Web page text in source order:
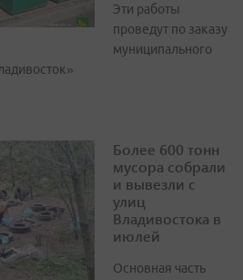
Эти работы
проведут по заказу
муниципального
Более 600 тонн
мусора собрали
и вывезли с
улиц
Владивостока в
июлей
Основная часть